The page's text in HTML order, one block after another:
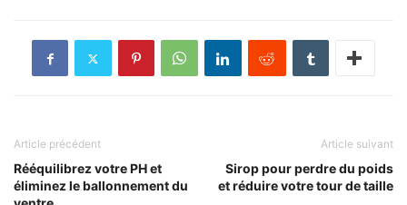
Article précédent
Rééquilibrez votre PH et
éliminez le ballonnement du
Article suivant
Sirop pour perdre du poids
et réduire votre tour de taille